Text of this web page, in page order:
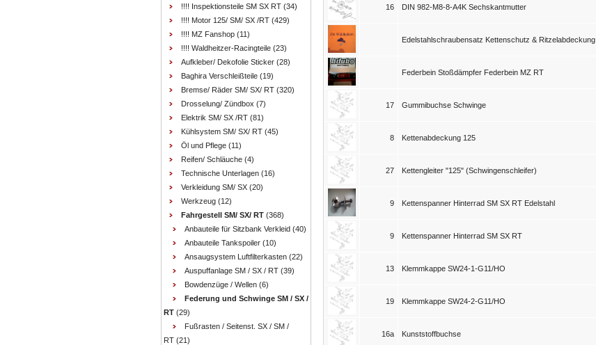
!!!! Inspektionsteile SM SX RT (34)
!!!! Motor 125/ SM/ SX /RT (429)
!!!! MZ Fanshop (11)
!!!! Waldheitzer-Racingteile (23)
Aufkleber/ Dekofolie Sticker (28)
Baghira Verschleißteile (19)
Bremse/ Räder SM/ SX/ RT (320)
Drosselung/ Zündbox (7)
Elektrik SM/ SX /RT (81)
Kühlsystem SM/ SX/ RT (45)
Öl und Pflege (11)
Reifen/ Schläuche (4)
Technische Unterlagen (16)
Verkleidung SM/ SX (20)
Werkzeug (12)
Fahrgestell SM/ SX/ RT (368)
Anbauteile für Sitzbank Verkleid (40)
Anbauteile Tankspoiler (10)
Ansaugsystem Luftfilterkasten (22)
Auspuffanlage SM / SX / RT (39)
Bowdenzüge / Wellen (6)
Federung und Schwinge SM / SX /
RT (29)
Fußrasten / Seitenst. SX / SM /
RT (21)
16 DIN 982-M8-8-A4K Sechskantmutter
Edelstahlschraubensatz Kettenschutz & Ritzelabdeckung
Federbein Stoßdämpfer Federbein MZ RT
17 Gummibuchse Schwinge
8 Kettenabdeckung 125
27 Kettengleiter "125" (Schwingenschleifer)
9 Kettenspanner Hinterrad SM SX RT Edelstahl
9 Kettenspanner Hinterrad SM SX RT
13 Klemmkappe SW24-1-G11/HO
19 Klemmkappe SW24-2-G11/HO
16a Kunststoffbuchse